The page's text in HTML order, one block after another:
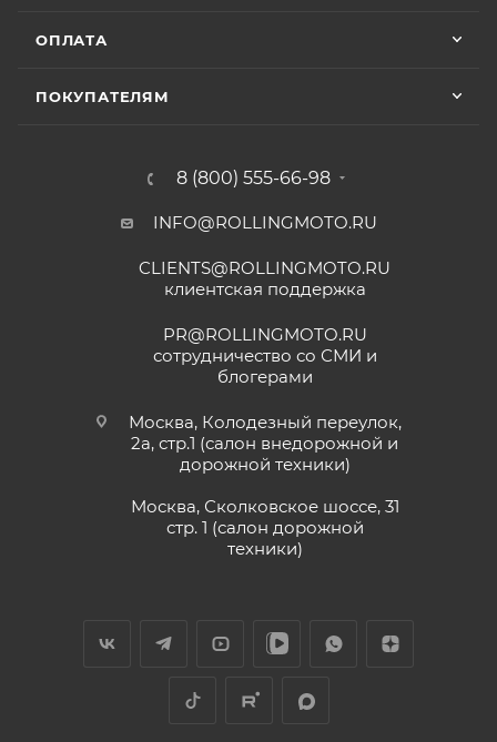
ОПЛАТА
ПОКУПАТЕЛЯМ
8 (800) 555-66-98
INFO@ROLLINGMOTO.RU
CLIENTS@ROLLINGMOTO.RU
клиентская поддержка
PR@ROLLINGMOTO.RU
сотрудничество со СМИ и
блогерами
Москва, Колодезный переулок,
2а, стр.1 (салон внедорожной и
дорожной техники)
Москва, Сколковское шоссе, 31
стр. 1 (салон дорожной
техники)